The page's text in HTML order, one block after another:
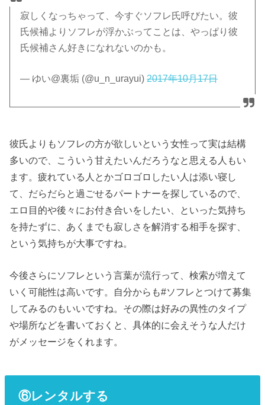
寂しくなっちゃって、今すぐソフレ氏呼びたい。彼
氏候補よりソフレが浮かぶってことは、やっぱり彼
氏候補さん好きになれないのかも。
— ゆい@裏垢 (@u_n_urayui)2017年10月17日
彼氏よりもソフレの方が欲しいという女性って実は結構
多いので、こういう甘えたいんだろうなと思える人もい
ます。疲れている人とかゴロゴロしたい人は添い寝し
て、だらだらと過ごせるパートナーを探しているので、
エロ目的や後々にお付き合いをしたい、といった気持ち
を持たずに、あくまでも寂しさを解消する相手を探す、
という気持ちが大事ですね。
今後さらにソフレという言葉が流行って、検索が増えて
いく可能性は高いです。自分からも#ソフレとつけて募集
してみるのもいいですね。その際は好みの異性のタイプ
や場所などを書いておくと、具体的に会えそうな人だけ
がメッセージをくれます。
⑥レンタルする